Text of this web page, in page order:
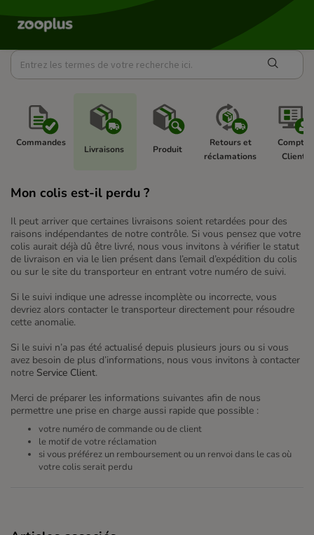
Commandes
Livraisons Produit
Retours et
réclamations
Compte
Client
Mon colis est-il perdu ?
Il peut arriver que certaines livraisons soient retardées pour des
raisons indépendantes de notre contrôle. Si vous pensez que votre
colis aurait déjà dû être livré, nous vous invitons à vérifier le statut
de livraison en via le lien présent dans l’email d’expédition du colis
ou sur le site du transporteur en entrant votre numéro de suivi.
Si le suivi indique une adresse incomplète ou incorrecte, vous
devriez alors contacter le transporteur directement pour résoudre
cette anomalie.
Si le suivi n’a pas été actualisé depuis plusieurs jours ou si vous
avez besoin de plus d’informations, nous vous invitons à contacter
notre Service Client.
Merci de préparer les informations suivantes afin de nous
permettre une prise en charge aussi rapide que possible :
votre numéro de commande ou de client
le motif de votre réclamation
si vous préférez un remboursement ou un renvoi dans le cas où
votre colis serait perdu